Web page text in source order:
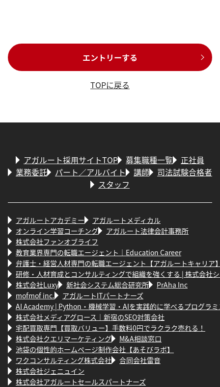
エントリーする
TOPに戻る
アガルート採用サイトTOP 募集職種一覧
正社員
業務委託
パート／アルバイト 講師
司法試験合格者
スタッフ
アガルートアカデミー
アガルートメディカル
オンライン学習コーチング
アガルート法律会計事務所
株式会社ファンオブライフ
教育業界専門の転職エージェント｜Education Career
弁護士・経営人材専門の転職エージェント【アガルートキャリア
研修・人材育成とコンサルティングで組織を強くする | 株式会社
株式会社Luxy
新社会システム総合研究所
PrAha Inc
mofmof inc.
アガルートITパートナーズ
AI Academy | Python・機械学習・AIを実践的に学べるプログラ
株式会社メディアグロース｜新宿のSEO対策会社
宅配買取専門【買取バリュー】手数料0円でラクラク売れる！
株式会社クエリマーケティング
M&A相談窓口
池袋の個性的ホームページ制作会社【あそびラボ】
ワクコンサルティング株式会社
合同会社雷音
株式会社ジェニュイン
株式会社アガルートセールスパートナーズ